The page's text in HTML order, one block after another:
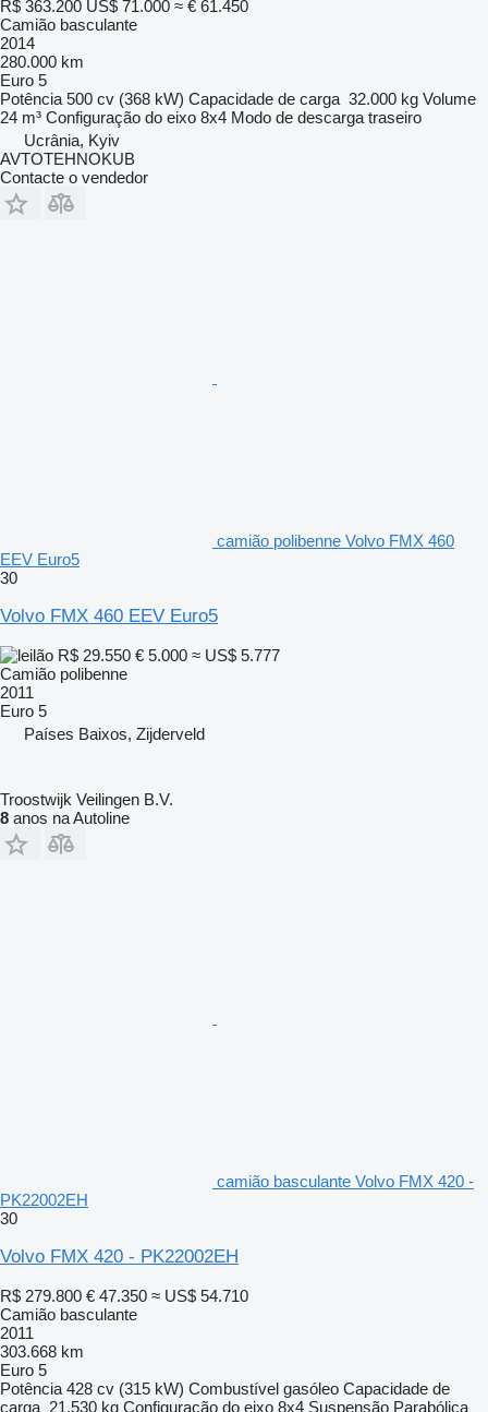
R$ 363.200 US$ 71.000 ≈ € 61.450
Camião basculante
2014
280.000 km
Euro 5
Potência 500 cv (368 kW) Capacidade de carga 32.000 kg Volume
24 m³ Configuração do eixo 8x4 Modo de descarga traseiro
Ucrânia, Kyiv
AVTOTEHNOKUB
Contacte o vendedor
camião polibenne Volvo FMX 460
EEV Euro5
30
Volvo FMX 460 EEV Euro5
R$ 29.550 € 5.000 ≈ US$ 5.777
Camião polibenne
2011
Euro 5
Países Baixos, Zijderveld
Troostwijk Veilingen B.V.
8 anos na Autoline
camião basculante Volvo FMX 420 -
PK22002EH
30
Volvo FMX 420 - PK22002EH
R$ 279.800 € 47.350 ≈ US$ 54.710
Camião basculante
2011
303.668 km
Euro 5
Potência 428 cv (315 kW) Combustível gasóleo Capacidade de
carga 21.530 kg Configuração do eixo 8x4 Suspensão Parabólica